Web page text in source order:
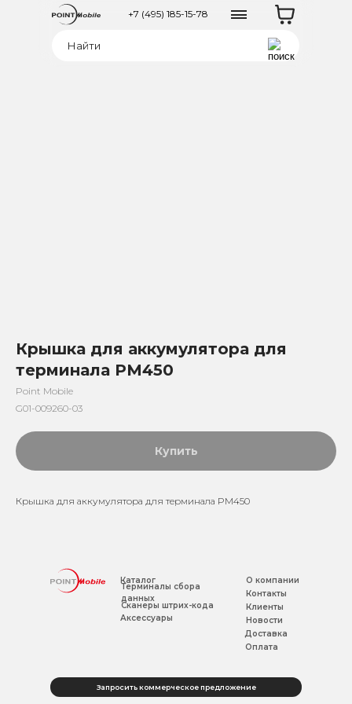
+7 (495) 185-15-78
Крышка для аккумулятора для
терминала PM450
Point Mobile
G01-009260-03
Купить
Крышка для аккумулятора для терминала PM450
Запросить коммерческое предложение
Каталог
Контакты
Новости
Оплата
Доставка
Клиенты
О компании
Аксессуары
Терминалы сбора
данных
Сканеры штрих-кода